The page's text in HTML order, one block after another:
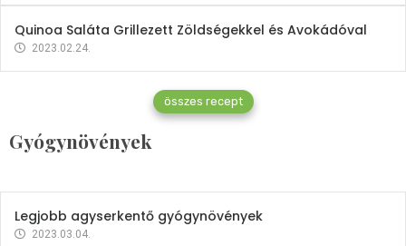
Quinoa Saláta Grillezett Zöldségekkel és Avokádóval
2023.02.24.
összes recept
Gyógynövények
Gyógynövények
Mindent a petrezselyemről
2023.12.21.
Legjobb agyserkentő gyógynövények
2023.03.04.